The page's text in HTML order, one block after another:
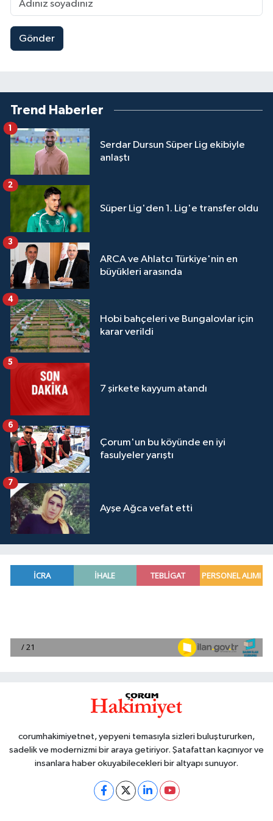
Gönder
Trend Haberler
Serdar Dursun Süper Lig ekibiyle
anlaştı
1
Süper Lig'den 1. Lig'e transfer oldu
2
ARCA ve Ahlatcı Türkiye'nin en
büyükleri arasında
3
Hobi bahçeleri ve Bungalovlar için
karar verildi
4
7 şirkete kayyum atandı
5
Çorum'un bu köyünde en iyi
fasulyeler yarıştı
6
Ayşe Ağca vefat etti
7
corumhakimiyetnet, yepyeni temasıyla sizleri buluştururken,
sadelik ve modernizmi bir araya getiriyor. Şatafattan kaçınıyor ve
insanlara haber okuyabilecekleri bir altyapı sunuyor.